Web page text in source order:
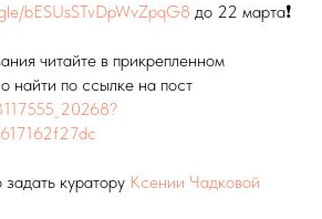
bESUsSTvDpWvZpqG8 до 22 марта❗
читайте в прикрепленном
найти по ссылке на пост
куратору Ксении Чадковой